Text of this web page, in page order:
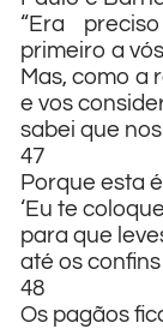
“Era
primeiro a
Mas, como a
e vos
sabei que
47
Porque esta
‘Eu te
para que
até os confins
48
Os pagãos